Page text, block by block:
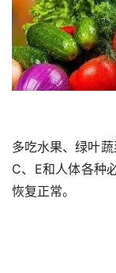
多吃水果、绿叶
C、E和人体各种
恢复正常。